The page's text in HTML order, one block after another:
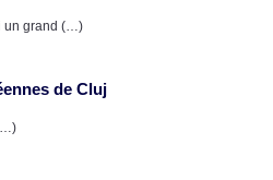
un grand (…)
de Cluj